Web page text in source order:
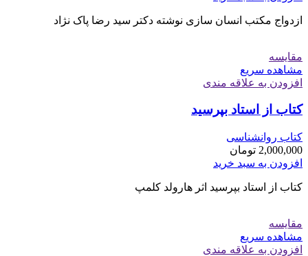
ازدواج مکتب انسان سازی نوشته دکتر سید رضا پاک نژاد
مقایسه
مشاهده سریع
افزودن به علاقه مندی
کتاب از استاد بپرسید
کتاب روانشناسی
2,000,000 تومان
افزودن به سبد خرید
کتاب از استاد بپرسید اثر هارولد کلمپ
مقایسه
مشاهده سریع
افزودن به علاقه مندی